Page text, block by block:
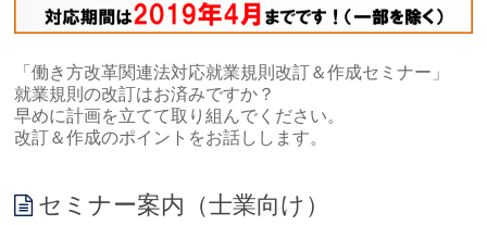
「働き方改革関連法対応就業規則改訂＆作成セミナー」
就業規則の改訂はお済みですか？
早めに計画を立てて取り組んでください。
改訂＆作成のポイントをお話しします。
セミナー案内（士業向け）